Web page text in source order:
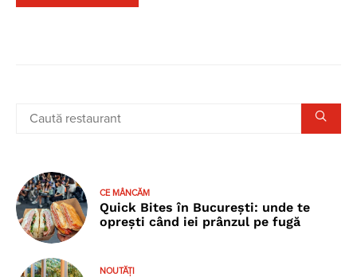
CE MÂNCĂM
Quick Bites în București: unde te
oprești când iei prânzul pe fugă
NOUTĂȚI